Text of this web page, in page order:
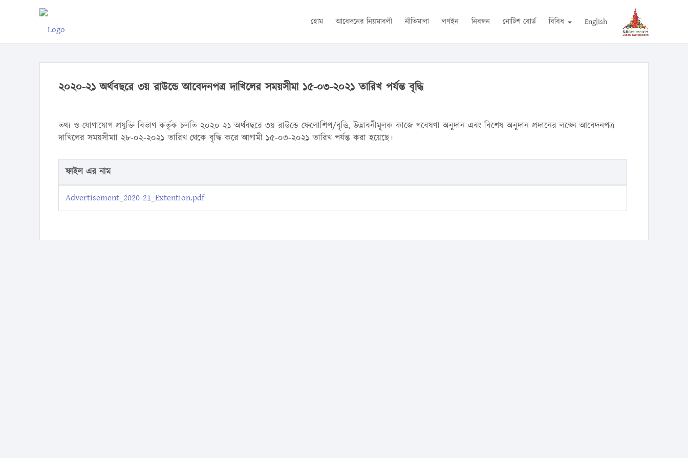
হোম আবেদনের নিয়মাবলী নীতিমালা লগইন নিবন্ধন নোটিশ বোর্ড বিবিধ English
২০২০-২১ অর্থবছরে ৩য় রাউন্ডে আবেদনপত্র দাখিলের সময়সীমা ১৫-০৩-২০২১ তারিখ পর্যন্ত বৃদ্ধি
তথ্য ও যোগাযোগ প্রযুক্তি বিভাগ কর্তৃক চলতি ২০২০-২১ অর্থবছরে ৩য় রাউন্ডে ফেলোশিপ/বৃত্তি, উদ্ভাবনীমূলক কাজে গবেষণা অনুদান এবং বিশেষ অনুদান প্রদানের লক্ষ্যে আবেদনপত্র
দাখিলের সময়সীমাা ২৮-০২-২০২১ তারিখ থেকে বৃদ্ধি করে আগামী ১৫-০৩-২০২১ তারিখ পর্যন্ত করা হয়েছে।
ফাইল এর নাম
Advertisement_2020-21_Extention.pdf